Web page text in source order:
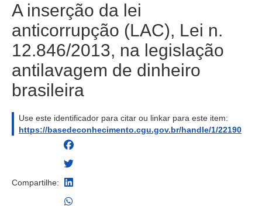
A inserção da lei
anticorrupção (LAC), Lei n.
12.846/2013, na legislação
antilavagem de dinheiro
brasileira
Use este identificador para citar ou linkar para este item:
https://basedeconhecimento.cgu.gov.br/handle/1/22190
Compartilhe: